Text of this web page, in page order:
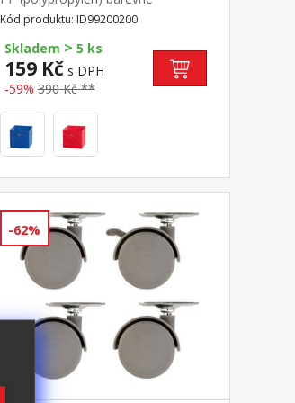
provedení hnědá
Kód produktu: ID99200200
Skladem > 5 ks
159 Kč s DPH
-59% 390 Kč **
-62%